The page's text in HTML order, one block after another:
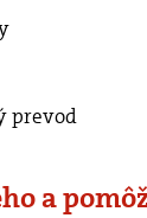
prevod
a